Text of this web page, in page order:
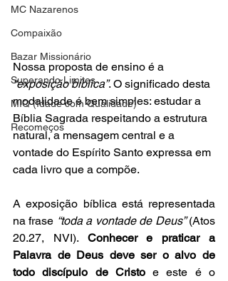
MC Nazarenos
Compaixão
Bazar Missionário
Superando Limites
MIQ (Idade com Qualidade)
Recomeços
Nossa proposta de ensino é a
“exposição bíblica”. O significado desta
modalidade é bem simples: estudar a
Bíblia Sagrada respeitando a estrutura
natural, a mensagem central e a
vontade do Espírito Santo expressa em
cada livro que a compõe.
A exposição bíblica está representada
na frase “toda a vontade de Deus” (Atos
20.27, NVI). Conhecer e praticar a
Palavra de Deus deve ser o alvo de
todo discípulo de Cristo e este é o